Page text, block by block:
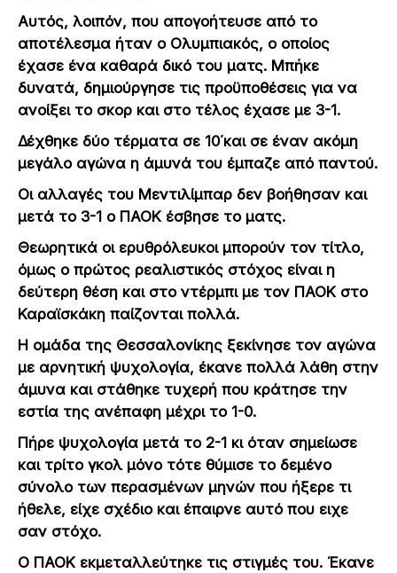
Αυτός, λοιπόν, που απογοήτευσε από το
αποτέλεσμα ήταν ο Ολυμπιακός, ο οποίος
έχασε ένα καθαρά δικό του ματς. Μπήκε
δυνατά, δημιούργησε τις προϋποθέσεις για να
ανοίξει το σκορ και στο τέλος έχασε με 3-1.
Δέχθηκε δύο τέρματα σε 10΄και σε έναν ακόμη
μεγάλο αγώνα η άμυνά του έμπαζε από παντού.
Οι αλλαγές του Μεντιλίμπαρ δεν βοήθησαν και
μετά το 3-1 ο ΠΑΟΚ έσβησε το ματς.
Θεωρητικά οι ερυθρόλευκοι μπορούν τον τίτλο,
όμως ο πρώτος ρεαλιστικός στόχος είναι η
δεύτερη θέση και στο ντέρμπι με τον ΠΑΟΚ στο
Καραϊσκάκη παίζονται πολλά.
Η ομάδα της Θεσσαλονίκης ξεκίνησε τον αγώνα
με αρνητική ψυχολογία, έκανε πολλά λάθη στην
άμυνα και στάθηκε τυχερή που κράτησε την
εστία της ανέπαφη μέχρι το 1-0.
Πήρε ψυχολογία μετά το 2-1 κι όταν σημείωσε
και τρίτο γκολ μόνο τότε θύμισε το δεμένο
σύνολο των περασμένων μηνών που ήξερε τι
ήθελε, είχε σχέδιο και έπαιρνε αυτό που ειχε
σαν στόχο.
Ο ΠΑΟΚ εκμεταλλεύτηκε τις στιγμές του. Έκανε